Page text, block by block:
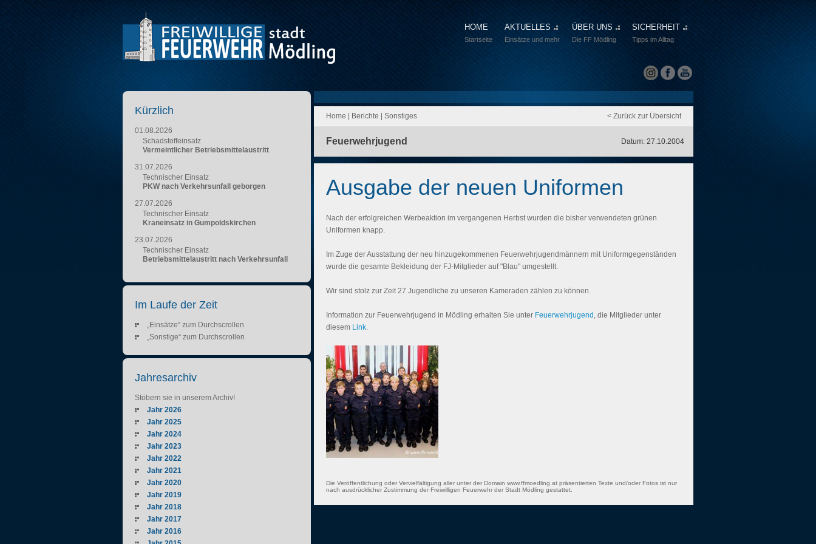
HOME
Startseite
AKTUELLES
Einsätze und mehr
ÜBER UNS
Die FF Mödling
SICHERHEIT
Tipps im Alltag
Home Berichte Sonstiges < Zurück zur Übersicht
Feuerwehrjugend Datum: 27.10.2004
Ausgabe der neuen Uniformen
Nach der erfolgreichen Werbeaktion im vergangenen Herbst wurden die bisher verwendeten grünen
Uniformen knapp.
Im Zuge der Ausstattung der neu hinzugekommenen Feuerwehrjugendmännern mit Uniformgegenständen
wurde die gesamte Bekleidung der FJ-Mitglieder auf "Blau" umgestellt.
Wir sind stolz zur Zeit 27 Jugendliche zu unseren Kameraden zählen zu können.
Information zur Feuerwehrjugend in Mödling erhalten Sie unter Feuerwehrjugend , die Mitglieder unter
diesem Link.
Die Veröffentlichung oder Vervielfältigung aller unter der Domain www.ffmoedling.at präsentierten Texte und/oder Fotos ist nur
nach ausdrücklicher Zustimmung der Freiwilligen Feuerwehr der Stadt Mödling gestattet.
Kürzlich
01.08.2026
Schadstoffeinsatz
Vermeintlicher Betriebsmittelaustritt
31.07.2026
Technischer Einsatz
PKW nach Verkehrsunfall geborgen
27.07.2026
Technischer Einsatz
Kraneinsatz in Gumpoldskirchen
23.07.2026
Technischer Einsatz
Betriebsmittelaustritt nach Verkehrsunfall
Im Laufe der Zeit
„Einsätze“ zum Durchscrollen
„Sonstige“ zum Durchscrollen
Jahresarchiv
Stöbern sie in unserem Archiv!
Jahr 2026
Jahr 2025
Jahr 2024
Jahr 2023
Jahr 2022
Jahr 2021
Jahr 2020
Jahr 2019
Jahr 2018
Jahr 2017
Jahr 2016